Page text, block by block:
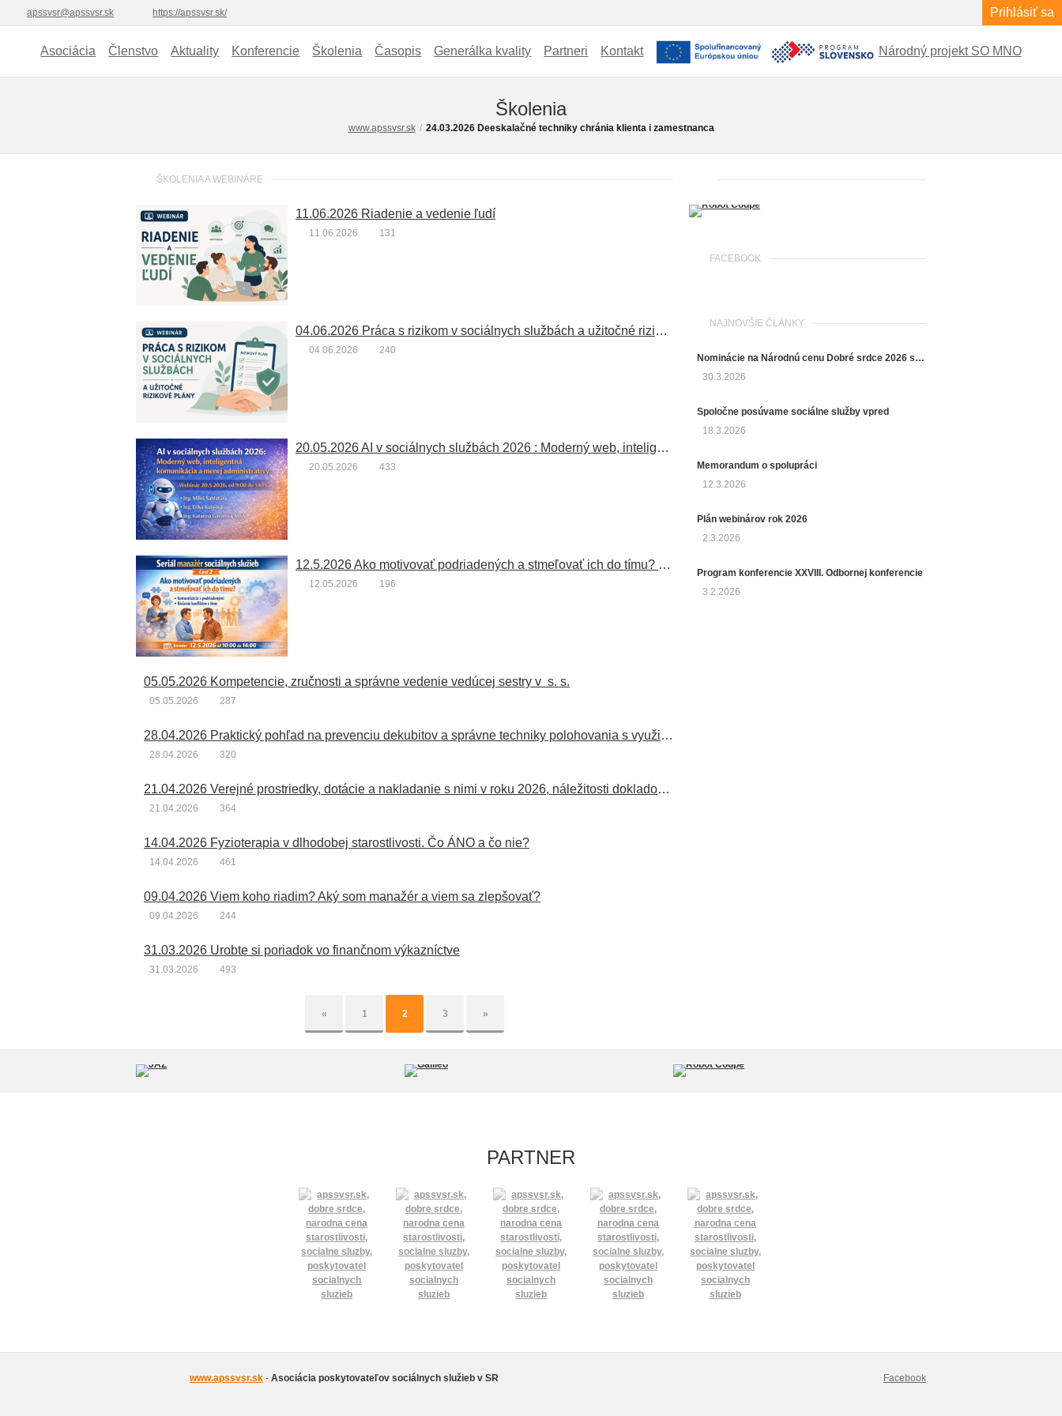
apssvsr@apssvsr.sk https://apssvsr.sk/ Prihlásiť sa
Asociácia Členstvo Aktuality Konferencie Školenia Časopis Generálka kvality Partneri Kontakt Národný projekt SO MNO
Školenia
www.apssvsr.sk / 24.03.2026 Deeskalačné techniky chránia klienta i zamestnanca
ŠKOLENIA A WEBINÁRE
11.06.2026 Riadenie a vedenie ľudí
11.06.2026 131
04.06.2026 Práca s rizikom v sociálnych službách a užitočné rizikové plány
04.06.2026 240
20.05.2026 AI v sociálnych službách 2026 : Moderný web, inteligentná komunikácia a menej administratívy
20.05.2026 433
12.5.2026 Ako motivovať podriadených a stmeľovať ich do tímu? Komunikácia s podriadenými, riešenie konfliktov v tíme
12.05.2026 196
05.05.2026 Kompetencie, zručnosti a správne vedenie vedúcej sestry v s. s.
05.05.2026 287
28.04.2026 Praktický pohľad na prevenciu dekubitov a správne techniky polohovania s využitím pomôcok
28.04.2026 320
21.04.2026 Verejné prostriedky, dotácie a nakladanie s nimi v roku 2026, náležitosti dokladov – ekonomické minimum
21.04.2026 364
14.04.2026 Fyzioterapia v dlhodobej starostlivosti. Čo ÁNO a čo nie?
14.04.2026 461
09.04.2026 Viem koho riadim? Aký som manažér a viem sa zlepšovať?
09.04.2026 244
31.03.2026 Urobte si poriadok vo finančnom výkazníctve
31.03.2026 493
« 1 2 3 »
FACEBOOK
NAJNOVŠIE ČLÁNKY
Nominácie na Národnú cenu Dobré srdce 2026 sú otvorené
30.3.2026
Spoločne posúvame sociálne služby vpred
18.3.2026
Memorandum o spolupráci
12.3.2026
Plán webinárov rok 2026
2.3.2026
Program konferencie XXVIII. Odbornej konferencie
3.2.2026
PARTNER
www.apssvsr.sk - Asociácia poskytovateľov sociálnych služieb v SR Facebook